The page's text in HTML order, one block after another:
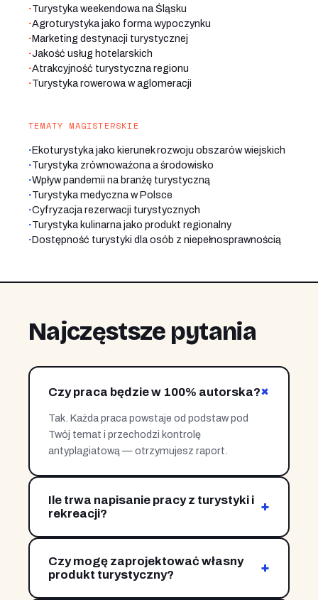
·Turystyka weekendowa na Śląsku
·Agroturystyka jako forma wypoczynku
·Marketing destynacji turystycznej
·Jakość usług hotelarskich
·Atrakcyjność turystyczna regionu
·Turystyka rowerowa w aglomeracji
TEMATY MAGISTERSKIE
·Ekoturystyka jako kierunek rozwoju obszarów wiejskich
·Turystyka zrównoważona a środowisko
·Wpływ pandemii na branżę turystyczną
·Turystyka medyczna w Polsce
·Cyfryzacja rezerwacji turystycznych
·Turystyka kulinarna jako produkt regionalny
·Dostępność turystyki dla osób z niepełnosprawnością
Najczęstsze pytania
Czy praca będzie w 100% autorska?+
Tak. Każda praca powstaje od podstaw pod
Twój temat i przechodzi kontrolę
antyplagiatową — otrzymujesz raport.
Ile trwa napisanie pracy z turystyki i
rekreacji?
+
kolejne rozdziały na bieżąco.
Czy mogę zaprojektować własny
produkt turystyczny?
+